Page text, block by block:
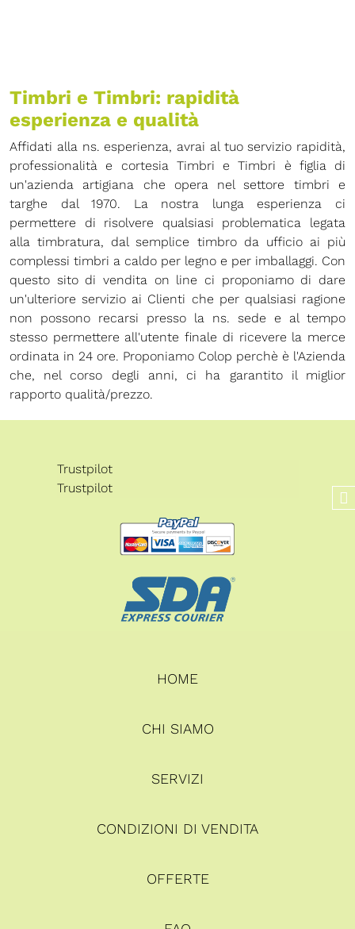
Timbri e Timbri: rapidità
esperienza e qualità
Affidati alla ns. esperienza, avrai al tuo servizio rapidità,
professionalità e cortesia Timbri e Timbri è figlia di
un'azienda artigiana che opera nel settore timbri e
targhe dal 1970. La nostra lunga esperienza ci
permettere di risolvere qualsiasi problematica legata
alla timbratura, dal semplice timbro da ufficio ai più
complessi timbri a caldo per legno e per imballaggi. Con
questo sito di vendita on line ci proponiamo di dare
un'ulteriore servizio ai Clienti che per qualsiasi ragione
non possono recarsi presso la ns. sede e al tempo
stesso permettere all'utente finale di ricevere la merce
ordinata in 24 ore. Proponiamo Colop perchè è l'Azienda
che, nel corso degli anni, ci ha garantito il miglior
rapporto qualità/prezzo.
Trustpilot
Trustpilot
HOME
CHI SIAMO
SERVIZI
CONDIZIONI DI VENDITA
OFFERTE